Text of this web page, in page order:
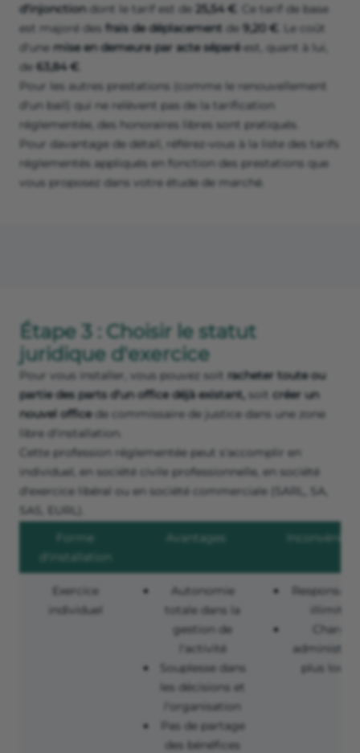
d'injonctiondont le tarif est de 25,54 €
. Ce tarif de base
est majoré des frais de déplacement de 9,20 €
. Le coût
d'une mise en demeure par acte séparéest, quant à lui,
de 63,84 €
Pour les autres prestations (comme le renouvellement
d'un bail) qui ne relèvent pas de la tarification
réglementée, des honoraires libres sont pratiqués.
Pour davantage de détail, référez-vous à la liste des tarifs
réglementés appliqués en fonction des prestations que
vous proposez dans votre étude de marché.
Étape 3 : Choisir le statut
juridique d'exercice
Pour vous installer, vous pouvez soit racheter toute ou
partie des parts d'un office déjà existant, soit créer un
nouvel office de commissaire de justice dans une zone
libre d'installation.
Cette profession réglementée peut s'accomplir en
individuel, en société civile professionnelle, en société
d'exercice libéral ou en société commerciale (SARL, SA,
SAS, EURL).
Forme
d'installation
Avantages
Exercice
individuel
Autonomie
totale dans la
gestion de
l'activité
Souplesse dans
les décisions et
l'organisation
Pas de partage
des bénéfices
illimitée
Charge
plus